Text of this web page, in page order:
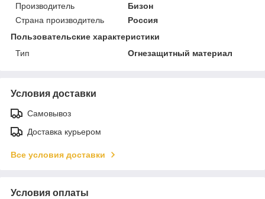
Производитель
Бизон
Страна производитель
Россия
Пользовательские характеристики
Тип
Огнезащитный материал
Условия доставки
Самовывоз
Доставка курьером
Все условия доставки
Условия оплаты